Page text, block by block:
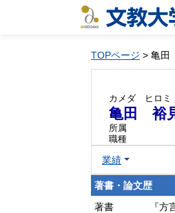
TOPページ > 亀
カメダ ヒロミ
亀田 裕
所属
職種
業績
著書・論文歴
著書
『